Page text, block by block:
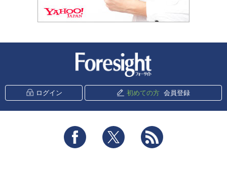
ログイン 初めての方 会員登録
Facebook Twitter